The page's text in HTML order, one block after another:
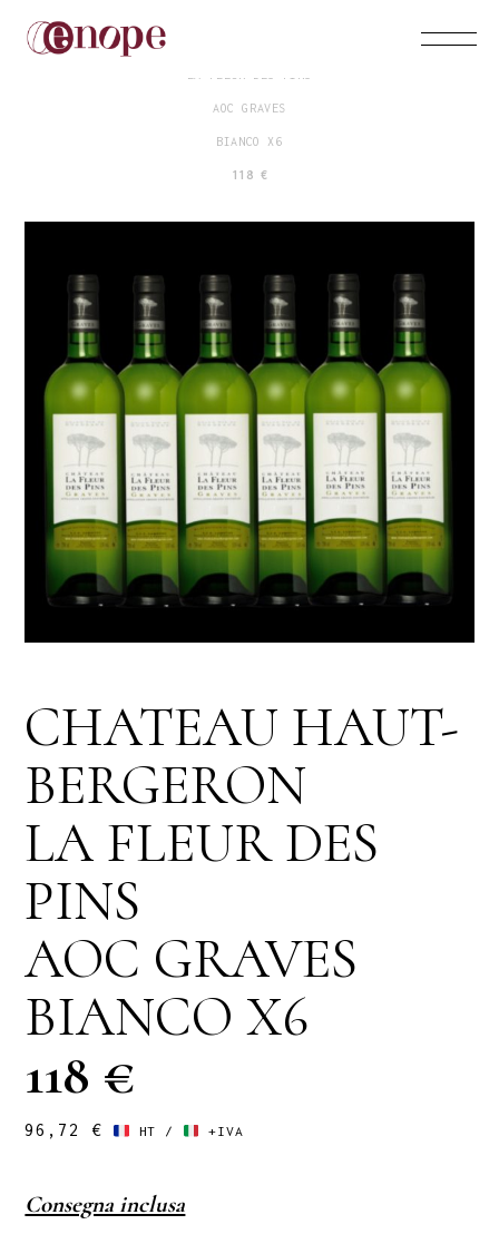
AOC GRAVES
BIANCO X6
118 €
CHATEAU HAUT-
BERGERON
LA FLEUR DES
PINS
AOC GRAVES
BIANCO X6
118 €
96,72 € HT / +IVA
Consegna inclusa